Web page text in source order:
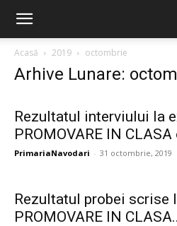
Acasă 2019 octombrie
Arhive Lunare:
Rezultatul interviului la
PROMOVARE IN
PrimariaNavodari - 31 octombrie, 2019
Rezultatul probei scrise
PROMOVARE IN